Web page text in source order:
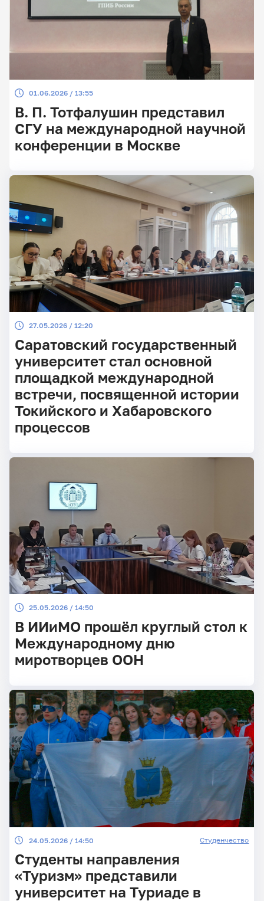
01.06.2026 / 13:55
В. П. Тотфалушин представил
СГУ на международной научной
конференции в Москве
27.05.2026 / 12:20
Саратовский государственный
университет стал основной
площадкой международной
встречи, посвященной истории
Токийского и Хабаровского
процессов
25.05.2026 / 14:50
В ИИиМО прошёл круглый стол к
Международному дню
миротворцев ООН
24.05.2026 / 14:50 Студенчество
Студенты направления
«Туризм» представили
университет на Туриаде в